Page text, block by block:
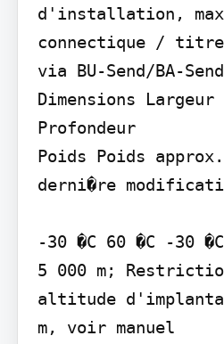
d'installation,
connectique / titre
via BU-Send/BA-Send
Dimensions Largeur
Profondeur
Poids Poids approx.
derni�re
-30 �C 60 �C -30
5 000 m;
altitude
m, voir manuel